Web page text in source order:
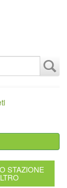
STAZIONE